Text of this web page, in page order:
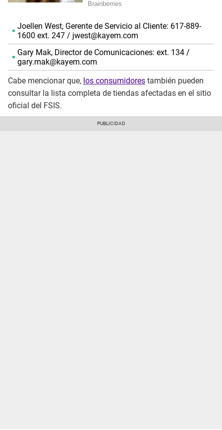
Joellen West, Gerente de Servicio al Cliente: 617-889-
1600 ext. 247 / jwest@kayem.com
Gary Mak, Director de Comunicaciones: ext. 134 /
gary.mak@kayem.com
Cabe mencionar que, los consumidores también pueden
consultar la lista completa de tiendas afectadas en el sitio
oficial del FSIS.